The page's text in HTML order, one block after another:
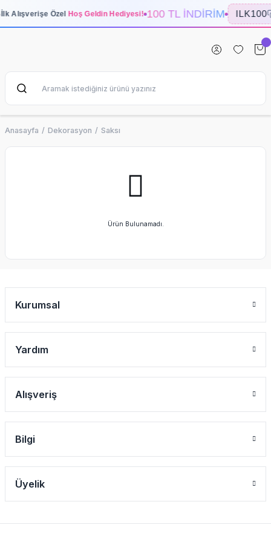
İlk Alışverişe Özel Hoş Geldin Hediyesi! 100 TL İNDİRİM ILK100
Anasayfa Dekorasyon Saksı
Ürün Bulunamadı.
Kurumsal
Yardım
Alışveriş
Bilgi
Üyelik